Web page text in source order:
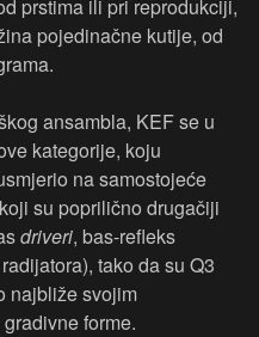
prstima ili pri reprodukciji,
pojedinačne kutije, od
ansambla, KEF se u
kategorije, koju
na samostojeće
su poprilično drugačiji
driveri, bas-refleks
tako da su Q3
najbliže svojim
forme.